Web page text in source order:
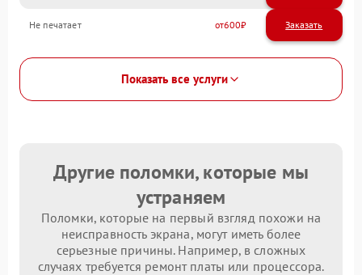
Не печатает 600
Показать все услуги
Другие поломки, которые мы
устраняем
Поломки, которые на первый взгляд похожи на
неисправность экрана, могут иметь более
серьезные причины. Например, в сложных
случаях требуется ремонт платы или процессора.